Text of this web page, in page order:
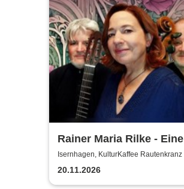
Rainer Maria Rilke - Eine
musikalisch-literarische
Reise
Isernhagen, KulturKaffee Rautenkranz
20.11.2026